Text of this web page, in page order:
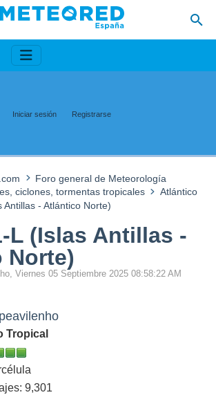
Iniciar sesión Registrarse
Foro general de Meteorología
ciclones, tormentas tropicales
Atlántico
Antillas - Atlántico Norte)
L (Islas Antillas -
Norte)
Viernes 05 Septiembre 2025 08:58:22 AM
Tropical
9,301